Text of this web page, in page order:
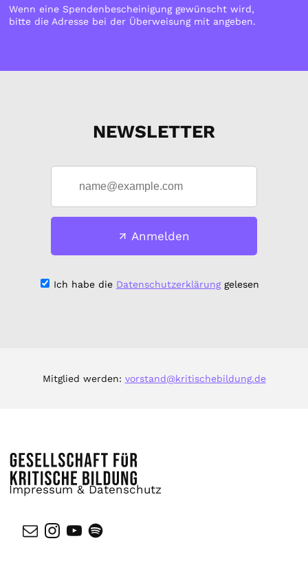
Wenn eine Spendenbescheinigung gewünscht wird,
bitte die Adresse bei der Überweisung mit angeben.
NEWSLETTER
Anmelden
Ich habe die Datenschutzerklärunggelesen
Mitglied werden: vorstand@kritischebildung.de
Impressum & Datenschutz